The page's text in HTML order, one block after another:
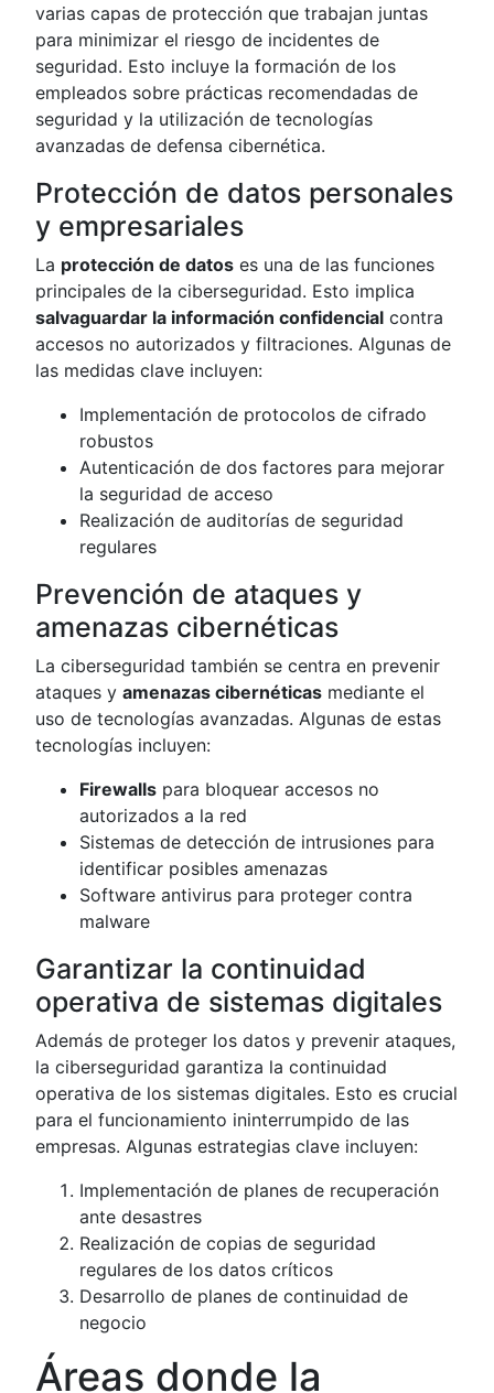
varias capas de protección que trabajan juntas
para minimizar el riesgo de incidentes de
seguridad. Esto incluye la formación de los
empleados sobre prácticas recomendadas de
seguridad y la utilización de tecnologías
avanzadas de defensa cibernética.
Protección de datos personales
y empresariales
La protección de datos es una de las funciones
principales de la ciberseguridad. Esto implica
salvaguardar la información confidencial contra
accesos no autorizados y filtraciones. Algunas de
las medidas clave incluyen:
Implementación de protocolos de cifrado
robustos
Autenticación de dos factores para mejorar
la seguridad de acceso
Realización de auditorías de seguridad
regulares
Prevención de ataques y
amenazas cibernéticas
La ciberseguridad también se centra en prevenir
ataques yamenazas cibernéticas mediante el
uso de tecnologías avanzadas. Algunas de estas
tecnologías incluyen:
Firewalls para bloquear accesos no
autorizados a la red
Sistemas de detección de intrusiones para
identificar posibles amenazas
Software antivirus para proteger contra
malware
Garantizar la continuidad
operativa de sistemas digitales
Además de proteger los datos y prevenir ataques,
la ciberseguridad garantiza la continuidad
operativa de los sistemas digitales. Esto es crucial
para el funcionamiento ininterrumpido de las
empresas. Algunas estrategias clave incluyen:
Implementación de planes de recuperación
ante desastres
Realización de copias de seguridad
regulares de los datos críticos
Desarrollo de planes de continuidad de
negocio
Áreas donde la